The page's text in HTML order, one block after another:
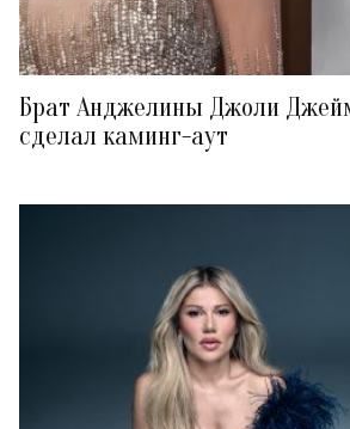
Брат Анджелины Джоли
сделал каминг-аут